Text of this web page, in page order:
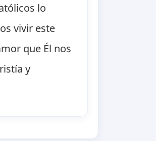
lo
vivir este
que Él nos
y